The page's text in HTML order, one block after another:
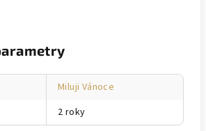
Miluji Vánoce
2 roky